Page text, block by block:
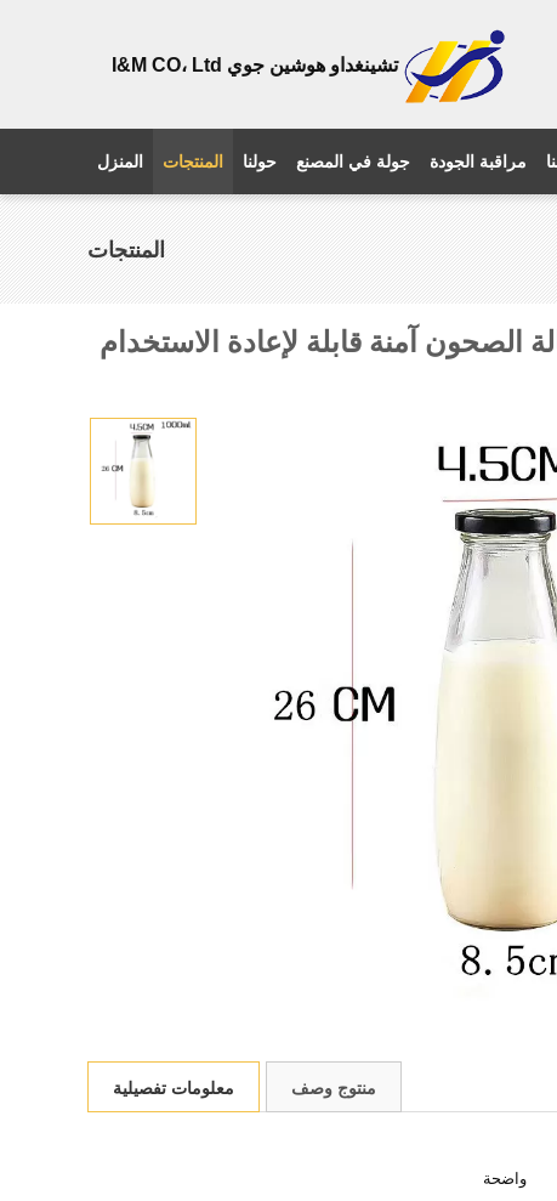
تشينغداو هوشين جوي I&M CO، Ltd
المنزل المنتجات حولنا جولة في المصنع مراقبة الجودة
المنتجات
الصحون آمنة قابلة لإعادة الاستخدام
معلومات تفصيلية منتوج وصف
واضحة